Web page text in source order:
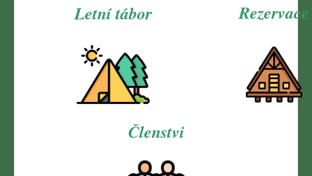
Letní tábor Rezervace
Členstvi